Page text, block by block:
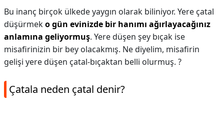
Bu inanç birçok ülkede yaygın olarak biliniyor. Yere çatal
düşürmeko gün evinizde bir hanımı ağırlayacağınız
anlamına geliyormuş. Yere düşen şey bıçak ise
misafirinizin bir bey olacakmış. Ne diyelim, misafirin
gelişi yere düşen çatal-bıçaktan belli olurmuş. ?
Çatala neden çatal denir?